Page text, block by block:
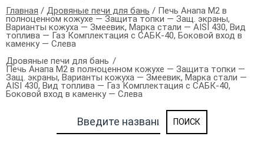
Главная / Дровяные печи для бань / Печь Анапа М2 в
полноценном кожухе — Защита топки — Защ. экраны,
Варианты кожуха — Змеевик, Марка стали — AISI 430, Вид
топлива — Газ Комплектация с САБК-40, Боковой вход в
каменку — Слева
Дровяные печи для бань
Печь Анапа М2 в полноценном кожухе — Защита топки —
Защ. экраны, Варианты кожуха — Змеевик, Марка стали —
AISI 430, Вид топлива — Газ Комплектация с САБК-40,
Боковой вход в каменку — Слева